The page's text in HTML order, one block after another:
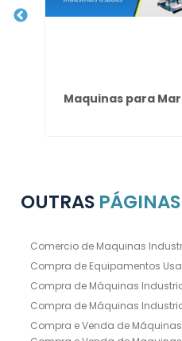
Maquinas para
OUTRAS PÁGINAS
Comercio de Maquinas
Compra de Equipamentos
Compra de Máquinas
Compra de Máquinas
Compra e Venda de Máquinas